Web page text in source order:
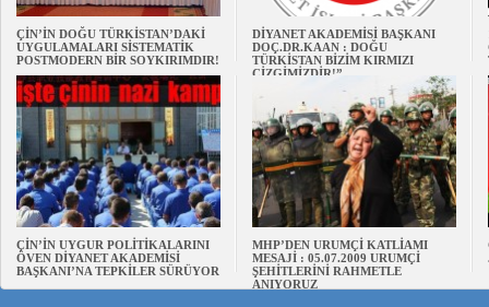
ÇİN’İN DOĞU TÜRKİSTAN’DAKİ
UYGULAMALARI SİSTEMATİK
POSTMODERN BİR SOYKIRIMDIR!
DİYANET AKADEMİSİ BAŞKANI
DOÇ.DR.KAAN : DOĞU
TÜRKİSTAN BİZİM KIRMIZI
ÇİZGİMİZDİR!”
ÇİN’İN UYGUR POLİTİKALARINI
ÖVEN DİYANET AKADEMİSİ
BAŞKANI’NA TEPKİLER SÜRÜYOR
MHP’DEN URUMÇİ KATLİAMI
MESAJİ : 05.07.2009 URUMÇİ
ŞEHİTLERİNİ RAHMETLE
ANIYORUZ